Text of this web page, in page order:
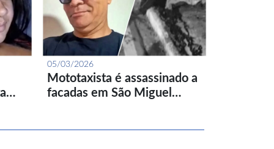
05/03/2026
Mototaxista é assassinado a
facadas em São Miguel…